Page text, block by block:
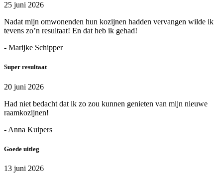
25 juni 2026
Nadat mijn omwonenden hun kozijnen hadden vervangen wilde ik
tevens zo’n resultaat! En dat heb ik gehad!
- Marijke Schipper
Super resultaat
20 juni 2026
Had niet bedacht dat ik zo zou kunnen genieten van mijn nieuwe
raamkozijnen!
- Anna Kuipers
Goede uitleg
13 juni 2026